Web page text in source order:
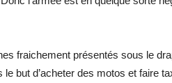
fraichement présentés sous le
but d’acheter des motos et faire